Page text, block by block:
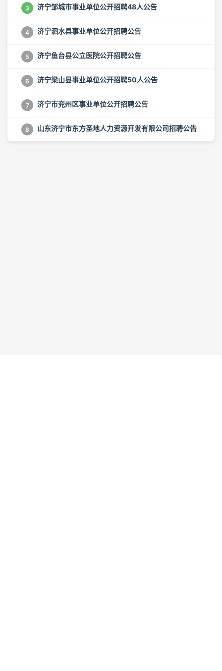
3 济宁邹城市事业单位公开招聘48人公告
4 济宁泗水县事业单位公开招聘公告
5 济宁鱼台县公立医院公开招聘公告
6 济宁梁山县事业单位公开招聘50人公告
7 济宁市兖州区事业单位公开招聘公告
8 山东济宁市东方圣地人力资源开发有限公司招聘公告